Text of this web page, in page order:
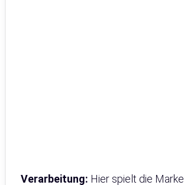
Verarbeitung: Hier spielt die Marke